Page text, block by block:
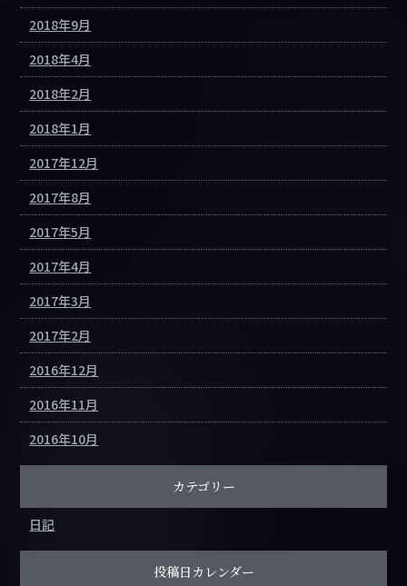
2018年9月
2018年4月
2018年2月
2018年1月
2017年12月
2017年8月
2017年5月
2017年4月
2017年3月
2017年2月
2016年12月
2016年11月
2016年10月
カテゴリー
日記
投稿日カレンダー